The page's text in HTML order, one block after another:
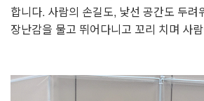
합니다. 사람의 손길도, 낯선 공간도 두려
장난감을 물고 뛰어다니고 꼬리 치며 사